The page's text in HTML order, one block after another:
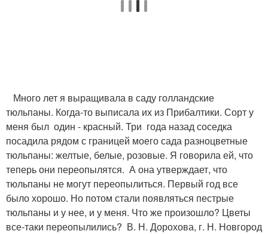
Много лет я выращивала в саду голландские
тюльпаны. Когда-то выписала их из Прибалтики. Сорт у
меня был один - красный. Три года назад соседка
посадила рядом с границей моего сада разноцветные
тюльпаны: желтые, белые, розовые. Я говорила ей, что
теперь они переопылятся. А она утверждает, что
тюльпаны не могут переопылиться. Первый год все
было хорошо. Но потом стали появляться пестрые
тюльпаны и у нее, и у меня. Что же произошло? Цветы
все-таки переопылились? В. Н. Дорохова, г. Н. Новгород